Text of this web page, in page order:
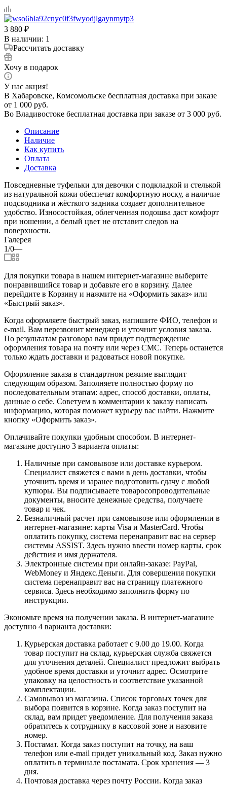
3 880 ₽
В наличии: 1
Рассчитать доставку
Хочу в подарок
У нас акция!
В Хабаровске, Комсомольске бесплатная доставка при заказе
от 1 000 руб.
Во Владивостоке бесплатная доставка при заказе от 3 000 руб.
Описание
Наличие
Как купить
Оплата
Доставка
Повседневные туфельки для девочки с подкладкой и стелькой
из натуральной кожи обеспечат комфортную носку, а наличие
подсводника и жёсткого задника создает дополнительное
удобство. Износостойкая, облегченная подошва даст комфорт
при ношении, а белый цвет не отставит следов на
поверхности.
Галерея
1/0—
Для покупки товара в нашем интернет-магазине выберите
понравившийся товар и добавьте его в корзину. Далее
перейдите в Корзину и нажмите на «Оформить заказ» или
«Быстрый заказ».
Когда оформляете быстрый заказ, напишите ФИО, телефон и
e-mail. Вам перезвонит менеджер и уточнит условия заказа.
По результатам разговора вам придет подтверждение
оформления товара на почту или через СМС. Теперь останется
только ждать доставки и радоваться новой покупке.
Оформление заказа в стандартном режиме выглядит
следующим образом. Заполняете полностью форму по
последовательным этапам: адрес, способ доставки, оплаты,
данные о себе. Советуем в комментарии к заказу написать
информацию, которая поможет курьеру вас найти. Нажмите
кнопку «Оформить заказ».
Оплачивайте покупки удобным способом. В интернет-
магазине доступно 3 варианта оплаты:
Наличные при самовывозе или доставке курьером.
Специалист свяжется с вами в день доставки, чтобы
уточнить время и заранее подготовить сдачу с любой
купюры. Вы подписываете товаросопроводительные
документы, вносите денежные средства, получаете
товар и чек.
Безналичный расчет при самовывозе или оформлении в
интернет-магазине: карты Visa и MasterCard. Чтобы
оплатить покупку, система перенаправит вас на сервер
системы ASSIST. Здесь нужно ввести номер карты, срок
действия и имя держателя.
Электронные системы при онлайн-заказе: PayPal,
WebMoney и Яндекс.Деньги. Для совершения покупки
система перенаправит вас на страницу платежного
сервиса. Здесь необходимо заполнить форму по
инструкции.
Экономьте время на получении заказа. В интернет-магазине
доступно 4 варианта доставки:
Курьерская доставка работает с 9.00 до 19.00. Когда
товар поступит на склад, курьерская служба свяжется
для уточнения деталей. Специалист предложит выбрать
удобное время доставки и уточнит адрес. Осмотрите
упаковку на целостность и соответствие указанной
комплектации.
Самовывоз из магазина. Список торговых точек для
выбора появится в корзине. Когда заказ поступит на
склад, вам придет уведомление. Для получения заказа
обратитесь к сотруднику в кассовой зоне и назовите
номер.
Постамат. Когда заказ поступит на точку, на ваш
телефон или e-mail придет уникальный код. Заказ нужно
оплатить в терминале постамата. Срок хранения — 3
дня.
Почтовая доставка через почту России. Когда заказ